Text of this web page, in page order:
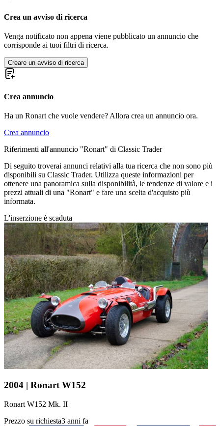
Crea un avviso di ricerca
Venga notificato non appena viene pubblicato un annuncio che
corrisponde ai tuoi filtri di ricerca.
Creare un avviso di ricerca
Crea annuncio
Ha un Ronart che vuole vendere? Allora crea un annuncio ora.
Crea annuncio
Riferimenti all'annuncio "Ronart" di Classic Trader
Di seguito troverai annunci relativi alla tua ricerca che non sono più
disponibili su Classic Trader. Utilizza queste informazioni per
ottenere una panoramica sulla disponibilità, le tendenze di valore e i
prezzi attuali di una "Ronart" e fare una scelta d'acquisto più
informata.
L'inserzione è scaduta
2004 | Ronart W152
Ronart W152 Mk. II
Prezzo su richiesta3 anni fa